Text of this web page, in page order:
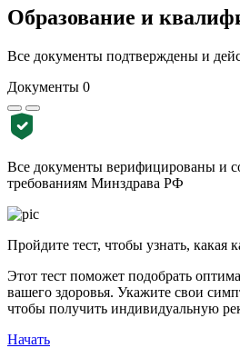
Образование и
Все документы подтверждены и
Документы 0
Все документы верифицированы и
требованиям Минздрава РФ
Пройдите тест, чтобы узнать, какая
Этот тест поможет подобрать
вашего здоровья. Укажите свои
чтобы получить индивидуальную
Начать